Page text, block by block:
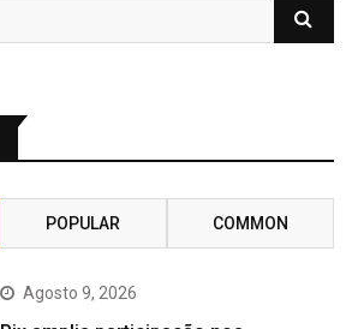
POPULAR COMMON
Agosto 9, 2026